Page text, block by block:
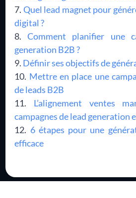
Quel lead magnet pour
digital ?
Comment planifier une
generation B2B ?
Définir ses objectifs de
Mettre en place une
de leads B2B
L’alignement ventes
campagnes de lead generation
6 étapes pour une
efficace